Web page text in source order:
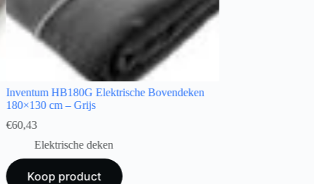
Inventum HB180G Elektrische Bovendeken
180×130 cm – Grijs
€60,43
Elektrische deken
Koop product